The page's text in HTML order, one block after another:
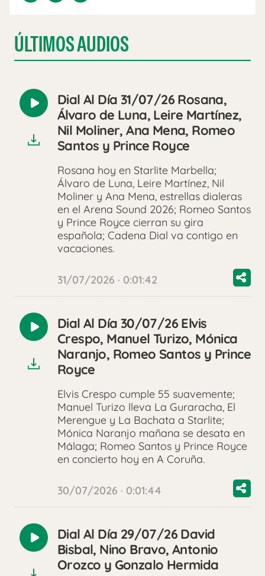
ÚLTIMOS AUDIOS
Reproducir
audio
Dial Al Día 31/07/26 Rosana,
Álvaro de Luna, Leire Martínez,
Nil Moliner, Ana Mena, Romeo
Santos y Prince Royce
Rosana hoy en Starlite Marbella;
Álvaro de Luna, Leire Martínez, Nil
Moliner y Ana Mena, estrellas dialeras
en el Arena Sound 2026; Romeo Santos
y Prince Royce cierran su gira
española; Cadena Dial va contigo en
vacaciones.
31/07/2026 · 0:01:42
Reproducir
audio
Dial Al Día 30/07/26 Elvis
Crespo, Manuel Turizo, Mónica
Naranjo, Romeo Santos y Prince
Royce
Elvis Crespo cumple 55 suavemente;
Manuel Turizo lleva La Guraracha, El
Merengue y La Bachata a Starlite;
Mónica Naranjo mañana se desata en
Málaga; Romeo Santos y Prince Royce
en concierto hoy en A Coruña.
30/07/2026 · 0:01:44
Reproducir
audio
Dial Al Día 29/07/26 David
Bisbal, Nino Bravo, Antonio
Orozco y Gonzalo Hermida